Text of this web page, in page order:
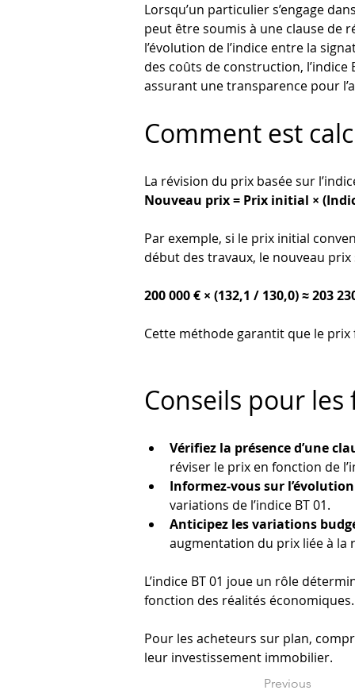
Lorsqu’un particulier s’engage
peut être soumis à une clause de
l’évolution de l’indice entre la
des coûts de construction,
assurant une transparence pour
Comment est
La révision du prix basée sur
Nouveau prix = Prix initial ×
Par exemple, si le prix initial
début des travaux, le nouveau prix
200 000 € × (132,1 / 130,0) ≈ 203
Cette méthode garantit que le
Conseils pour
Vérifiez la présence d’une
réviser le prix en fonction de
Informez-vous sur l’évolution
variations de l’indice BT 01.
Anticipez les variations
augmentation du prix liée à la
L’indice BT 01 joue un rôle
fonction des réalités
Pour les acheteurs sur plan,
leur investissement immobilier.
Previous